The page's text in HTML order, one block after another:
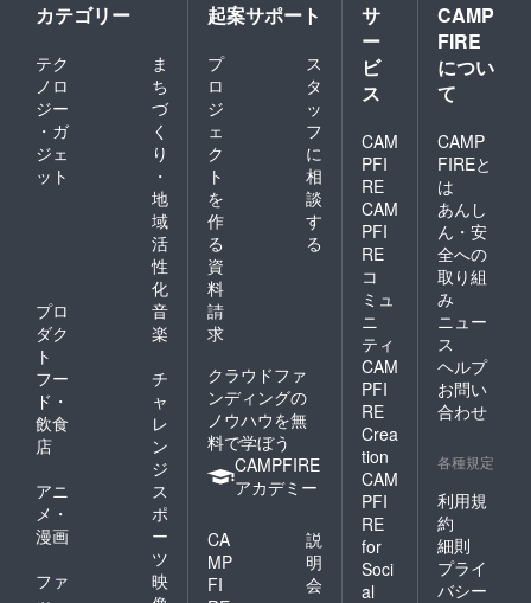
カテゴリー
テク
ノロ
ジー
・ガ
ジェ
ット
ま
ち
づ
く
り
・
地
域
活
性
化
プロ
ダク
ト
音
楽
フー
ド・
飲食
店
チ
ャ
レ
ン
ジ
アニ
メ・
漫画
ス
ポ
ー
ツ
ファ
映
起案サポート
プ
ロ
ジ
ェ
ク
ト
を
作
る
ス
タ
ッ
フ
に
相
談
す
る
資
料
請
求
クラウドファ
ンディングの
ノウハウを無
料で学ぼう
CAMPFIRE
アカデミー
CA
MP
FI
説
明
会
サ
ー
ビ
ス
CAM
PFI
RE
CAM
PFI
RE
コ
ミュ
ニ
ティ
CAM
PFI
RE
Crea
tion
CAM
PFI
RE
for
Soci
al
CAMP
FIRE
につい
て
CAMP
FIREと
は
あんし
ん・安
全への
取り組
み
ニュー
ス
ヘルプ
お問い
合わせ
各種規定
利用規
約
細則
プライ
バシー